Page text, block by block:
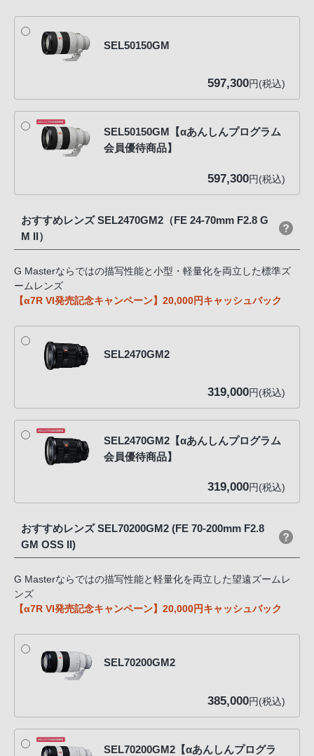
SEL50150GM
597,300円(税込)
SEL50150GM【αあんしんプログラム
会員優待商品】
597,300円(税込)
おすすめレンズ SEL2470GM2（FE 24-70mm F2.8 G
M II）
G Masterならではの描写性能と小型・軽量化を両立した標準ズ
ームレンズ
【α7R VI発売記念キャンペーン】20,000円キャッシュバック
SEL2470GM2
319,000円(税込)
SEL2470GM2【αあんしんプログラム
会員優待商品】
319,000円(税込)
おすすめレンズ SEL70200GM2 (FE 70-200mm F2.8
GM OSS II)
G Masterならではの描写性能と軽量化を両立した望遠ズームレ
ンズ
【α7R VI発売記念キャンペーン】20,000円キャッシュバック
SEL70200GM2
385,000円(税込)
SEL70200GM2【αあんしんプログラ